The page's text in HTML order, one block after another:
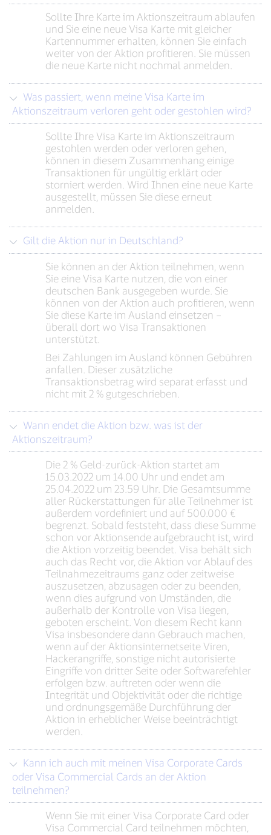
Sollte Ihre Karte im Aktionszeitraum ablaufen
und Sie eine neue Visa Karte mit gleicher
Kartennummer erhalten, können Sie einfach
weiter von der Aktion profitieren. Sie müssen
die neue Karte nicht nochmal anmelden.
Aktionszeitraum verloren geht oder gestohlen wird?
Sollte Ihre Visa Karte im Aktionszeitraum
gestohlen werden oder verloren gehen,
können in diesem Zusammenhang einige
Transaktionen für ungültig erklärt oder
storniert werden. Wird Ihnen eine neue Karte
ausgestellt, müssen Sie diese erneut
anmelden.
Gilt die Aktion nur in Deutschland?
Sie können an der Aktion teilnehmen, wenn
Sie eine Visa Karte nutzen, die von einer
deutschen Bank ausgegeben wurde. Sie
können von der Aktion auch profitieren, wenn
Sie diese Karte im Ausland einsetzen –
überall dort wo Visa Transaktionen
unterstützt.
Bei Zahlungen im Ausland können Gebühren
anfallen. Dieser zusätzliche
Transaktionsbetrag wird separat erfasst und
nicht mit 2 % gutgeschrieben.
Aktionszeitraum?
Die 2 % Geld-zurück-Aktion startet am
15.03.2022 um 14.00 Uhr und endet am
25.04.2022 um 23.59 Uhr. Die Gesamtsumme
aller Rückerstattungen für alle Teilnehmer ist
außerdem vordefiniert und auf 500.000 €
begrenzt. Sobald feststeht, dass diese Summe
schon vor Aktionsende aufgebraucht ist, wird
die Aktion vorzeitig beendet. Visa behält sich
auch das Recht vor, die Aktion vor Ablauf des
Teilnahmezeitraums ganz oder zeitweise
auszusetzen, abzusagen oder zu beenden,
wenn dies aufgrund von Umständen, die
außerhalb der Kontrolle von Visa liegen,
geboten erscheint. Von diesem Recht kann
Visa insbesondere dann Gebrauch machen,
wenn auf der Aktionsinternetseite Viren,
Hackerangriffe, sonstige nicht autorisierte
Eingriffe von dritter Seite oder Softwarefehler
erfolgen bzw. auftreten oder wenn die
Integrität und Objektivität oder die richtige
und ordnungsgemäße Durchführung der
Aktion in erheblicher Weise beeinträchtigt
werden.
oder Visa Commercial Cards an der Aktion
teilnehmen?
Wenn Sie mit einer Visa Corporate Card oder
Visa Commercial Card teilnehmen möchten,